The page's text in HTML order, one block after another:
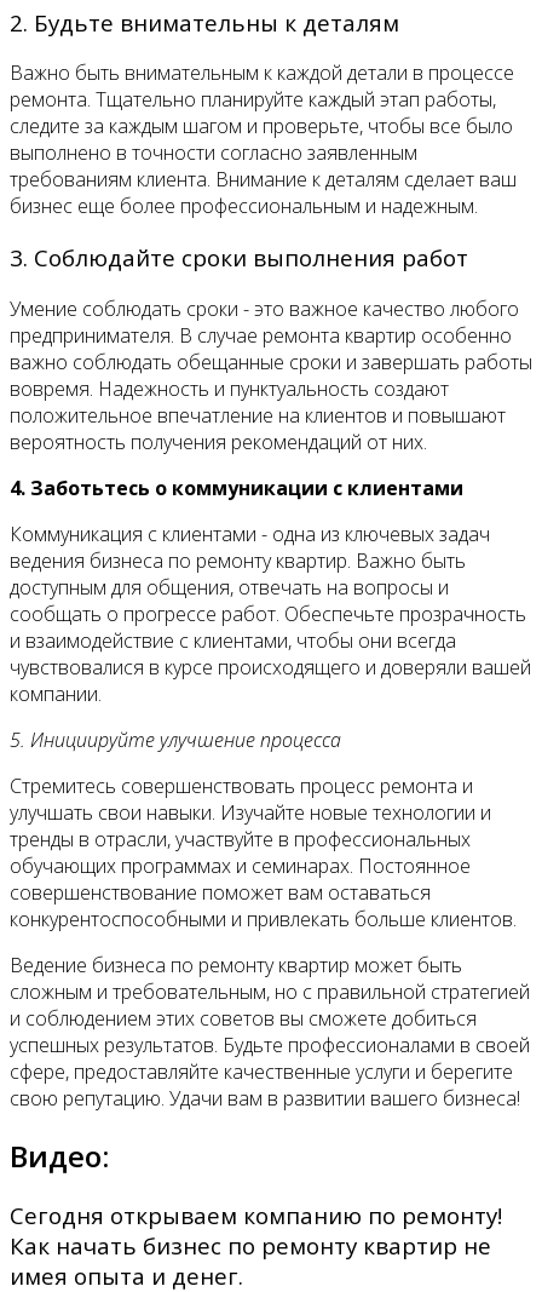
2. Будьте внимательны к деталям
Важно быть внимательным к каждой детали в процессе
ремонта. Тщательно планируйте каждый этап работы,
следите за каждым шагом и проверьте, чтобы все было
выполнено в точности согласно заявленным
требованиям клиента. Внимание к деталям сделает ваш
бизнес еще более профессиональным и надежным.
3. Соблюдайте сроки выполнения работ
Умение соблюдать сроки - это важное качество любого
предпринимателя. В случае ремонта квартир особенно
важно соблюдать обещанные сроки и завершать работы
вовремя. Надежность и пунктуальность создают
положительное впечатление на клиентов и повышают
вероятность получения рекомендаций от них.
4. Заботьтесь о коммуникации с клиентами
Коммуникация с клиентами - одна из ключевых задач
ведения бизнеса по ремонту квартир. Важно быть
доступным для общения, отвечать на вопросы и
сообщать о прогрессе работ. Обеспечьте прозрачность
и взаимодействие с клиентами, чтобы они всегда
чувствовалися в курсе происходящего и доверяли вашей
компании.
5. Инициируйте улучшение процесса
Стремитесь совершенствовать процесс ремонта и
улучшать свои навыки. Изучайте новые технологии и
тренды в отрасли, участвуйте в профессиональных
обучающих программах и семинарах. Постоянное
совершенствование поможет вам оставаться
конкурентоспособными и привлекать больше клиентов.
Ведение бизнеса по ремонту квартир может быть
сложным и требовательным, но с правильной стратегией
и соблюдением этих советов вы сможете добиться
успешных результатов. Будьте профессионалами в своей
сфере, предоставляйте качественные услуги и берегите
свою репутацию. Удачи вам в развитии вашего бизнеса!
Видео:
Сегодня открываем компанию по ремонту!
Как начать бизнес по ремонту квартир не
имея опыта и денег.